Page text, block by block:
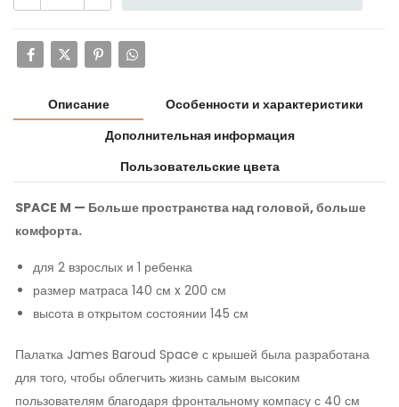
Описание
Особенности и характеристики
Дополнительная информация
Пользовательские цвета
SPACE M — Больше пространства над головой, больше
комфорта.
для 2 взрослых и 1 ребенка
размер матраса 140 см x 200 см
высота в открытом состоянии 145 см
Палатка James Baroud Space с крышей была разработана
для того, чтобы облегчить жизнь самым высоким
пользователям благодаря фронтальному компасу с 40 см